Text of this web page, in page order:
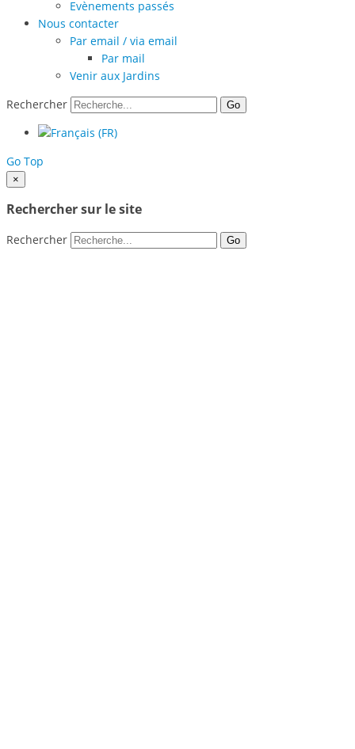
Evènements passés
Nous contacter
Par email / via email
Par mail
Venir aux Jardins
Rechercher
Go
Go Top
×
Rechercher sur le site
Rechercher Go